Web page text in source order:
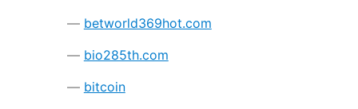
betworld369hot.com
bio285th.com
bitcoin